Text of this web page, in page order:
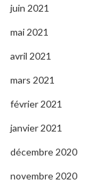
juin 2021
mai 2021
avril 2021
mars 2021
février 2021
janvier 2021
décembre 2020
novembre 2020